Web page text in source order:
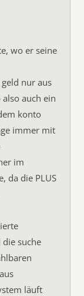
wo er seine
nur aus
auch ein
konto
immer mit
im
da die PLUS
suche
läuft